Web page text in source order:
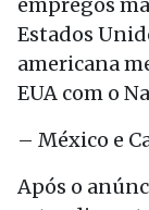
Estados
americana
EUA com o
– México e
Após o